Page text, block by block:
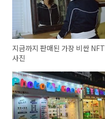
지금까지 판매된 가장 비싼 NFT
사진